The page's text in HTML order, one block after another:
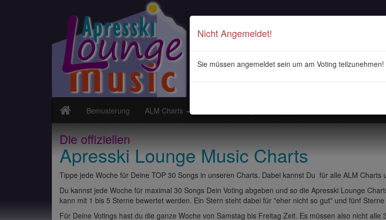
Bemusterung ALM Charts
Die offiziellen
Apresski Lounge Music Charts
Tippe jede Woche für Deine TOP 30 Songs in unseren Charts. Dabei kannst Du für alle ALM Charts
Du kannst jede Woche für maximal 30 Songs Dein Voting abgeben und so die Apresski Lounge
kann mit 1 bis 5 Sterne bewertet werden. Ein Stern steht dabei für "eher nicht so gut" und fünf
Für Deine Votings hast du die ganze Woche von Samstag bis Freitag Zeit. Es müssen also nicht alle
Nicht Angemeldet!
Sie müssen angemeldet sein um am Voting teilzunehmen!